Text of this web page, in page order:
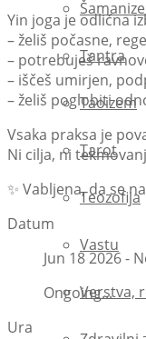
Tantra
Taoizem
Tarot
Teozofija
Vastu
Verstva,
Yin joga je odlična
– želiš počasne,
– potrebuješ
– iščeš umirjen,
– želiš poglobiti
Vsaka praksa je
Ni cilja, ni
✨ Vabljena, da se
Datum
Jun 18 2026-
Ongoing...
Ura